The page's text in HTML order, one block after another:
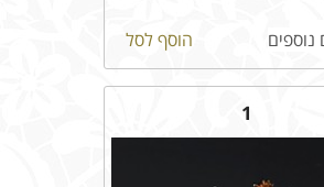
נוספים הוסף לסל
1